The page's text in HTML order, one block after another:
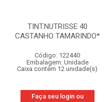
TINT.NUTRISSE 40
CASTANHO TAMARINDO*
Código: 122440
Embalagem: Unidade
Caixa contém 12 unidade(s)
Faça seu login ou